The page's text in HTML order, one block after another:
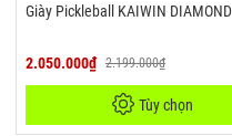
Giày Pickleball KAIWIN DIAMOND
2.050.000₫ 2.199.000₫
Tùy chọn